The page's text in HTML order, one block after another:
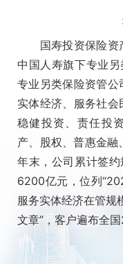
关
国寿投资保险资
中国人寿旗下专业
专业另类保险资管公
实体经济、服务社会
稳健投资、责任投
产、股权、普惠金
年末，公司累计签
6200亿元，位列
服务实体经济在管规
文章”，客户遍布全